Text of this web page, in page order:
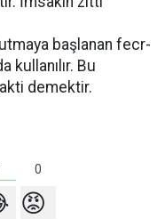
başlanan fecr-
kullanılır. Bu
demektir.
0
😡